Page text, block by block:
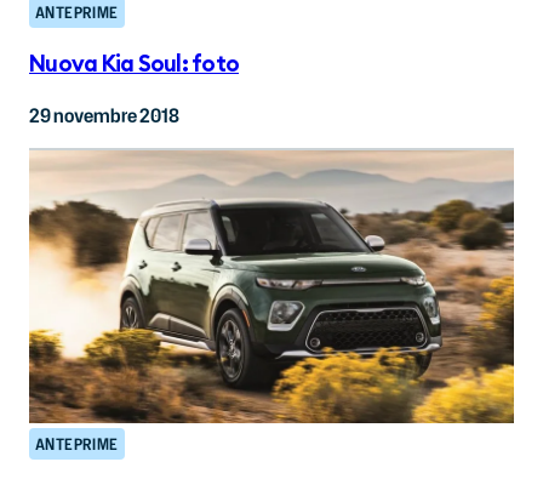
ANTEPRIME
Nuova Kia Soul: foto
29 novembre 2018
ANTEPRIME